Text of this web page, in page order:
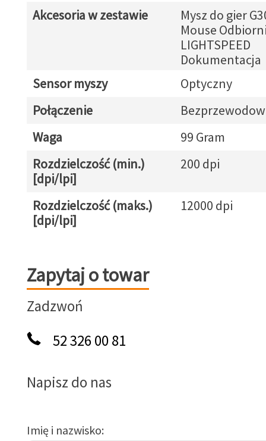
Akcesoria w zestawie
Mysz do gier
Mouse
LIGHTSPEED
Dokumentacja
Sensor myszy
Optyczny
Połączenie
Waga
99 Gram
Rozdzielczość (min.)
[dpi/lpi]
200 dpi
Rozdzielczość (maks.)
[dpi/lpi]
12000 dpi
Zapytaj o towar
Zapytaj o towar
Zadzwoń
52 326 00 81
Napisz do nas
Imię i nazwisko